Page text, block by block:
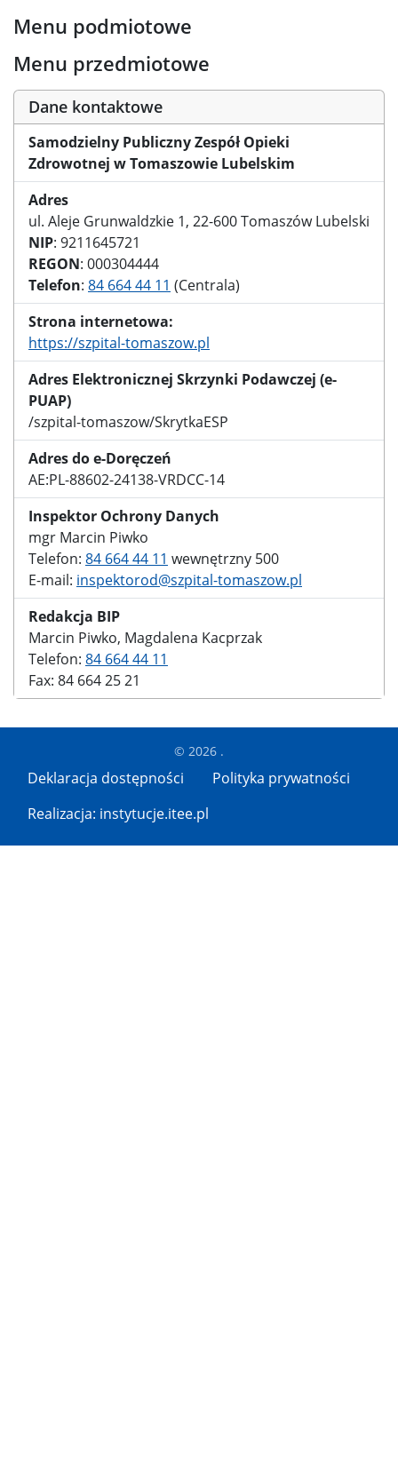
Menu podmiotowe
Menu przedmiotowe
Dane kontaktowe
Samodzielny Publiczny Zespół Opieki
Zdrowotnej w Tomaszowie Lubelskim
Adres
ul. Aleje Grunwaldzkie 1, 22-600 Tomaszów Lubelski
NIP: 9211645721
REGON: 000304444
Telefon: 84 664 44 11 (Centrala)
Strona internetowa:
https://szpital-tomaszow.pl
Adres Elektronicznej Skrzynki Podawczej (e-
PUAP)
/szpital-tomaszow/SkrytkaESP
Adres do e-Doręczeń
AE:PL-88602-24138-VRDCC-14
Inspektor Ochrony Danych
mgr Marcin Piwko
Telefon: 84 664 44 11 wewnętrzny 500
E-mail: inspektorod@szpital-tomaszow.pl
Redakcja BIP
Marcin Piwko, Magdalena Kacprzak
Telefon: 84 664 44 11
Fax: 84 664 25 21
© 2026 .
Deklaracja dostępności
Polityka prywatności
Realizacja: instytucje.itee.pl